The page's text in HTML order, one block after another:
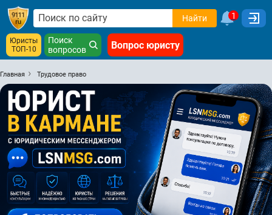
Найти 1
Юристы
ТОП-10
Поиск
вопросов
Вопрос юристу
Главная Трудовое право